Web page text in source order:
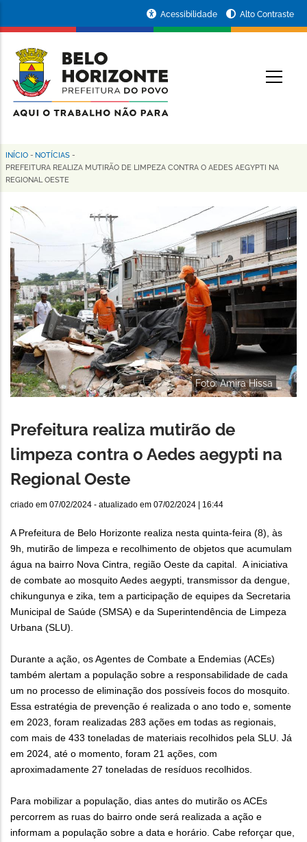
conteúdo
principal
da
Prefeitura
de
Horizonte
Acessibilidade Alto Contraste
Trilha
de
navegação
INÍCIO - NOTÍCIAS -
PREFEITURA REALIZA MUTIRÃO DE LIMPEZA CONTRA O AEDES AEGYPTI NA
REGIONAL OESTE
Foto: Amira Hissa
Prefeitura realiza mutirão de
limpeza contra o Aedes aegypti na
Regional Oeste
criado em 07/02/2024 - atualizado em 07/02/2024 | 16:44
A Prefeitura de Belo Horizonte realiza nesta quinta-feira (8), às
9h, mutirão de limpeza e recolhimento de objetos que acumulam
água na bairro Nova Cintra, região Oeste da capital. A iniciativa
de combate ao mosquito Aedes aegypti, transmissor da dengue,
chikungunya e zika, tem a participação de equipes da Secretaria
Municipal de Saúde (SMSA) e da Superintendência de Limpeza
Urbana (SLU).
Durante a ação, os Agentes de Combate a Endemias (ACEs)
também alertam a população sobre a responsabilidade de cada
um no processo de eliminação dos possíveis focos do mosquito.
Essa estratégia de prevenção é realizada o ano todo e, somente
em 2023, foram realizadas 283 ações em todas as regionais,
com mais de 433 toneladas de materiais recolhidos pela SLU. Já
em 2024, até o momento, foram 21 ações, com
aproximadamente 27 toneladas de resíduos recolhidos.
Para mobilizar a população, dias antes do mutirão os ACEs
percorrem as ruas do bairro onde será realizada a ação e
informam a população sobre a data e horário. Cabe reforçar que,